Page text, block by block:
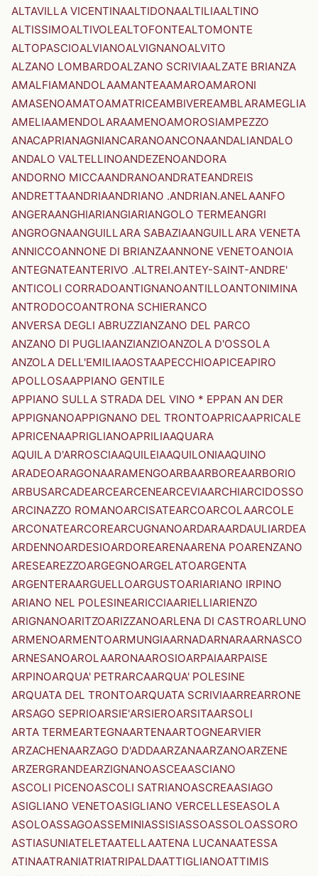
ALTAVILLA VICENTINAALTIDONAALTILIAALTINO
ALTISSIMOALTIVOLEALTOFONTEALTOMONTE
ALTOPASCIOALVIANOALVIGNANOALVITO
ALZANO LOMBARDOALZANO SCRIVIAALZATE BRIANZA
AMALFIAMANDOLAAMANTEAAMAROAMARONI
AMASENOAMATOAMATRICEAMBIVEREAMBLARAMEGLIA
AMELIAAMENDOLARAAMENOAMOROSIAMPEZZO
ANACAPRIANAGNIANCARANOANCONAANDALIANDALO
ANDALO VALTELLINOANDEZENOANDORA
ANDORNO MICCAANDRANOANDRATEANDREIS
ANDRETTAANDRIAANDRIANO .ANDRIAN.ANELAANFO
ANGERAANGHIARIANGIARIANGOLO TERMEANGRI
ANGROGNAANGUILLARA SABAZIAANGUILLARA VENETA
ANNICCOANNONE DI BRIANZAANNONE VENETOANOIA
ANTEGNATEANTERIVO .ALTREI.ANTEY-SAINT-ANDRE'
ANTICOLI CORRADOANTIGNANOANTILLOANTONIMINA
ANTRODOCOANTRONA SCHIERANCO
ANVERSA DEGLI ABRUZZIANZANO DEL PARCO
ANZANO DI PUGLIAANZIANZIOANZOLA D'OSSOLA
ANZOLA DELL'EMILIAAOSTAAPECCHIOAPICEAPIRO
APOLLOSAAPPIANO GENTILE
APPIANO SULLA STRADA DEL VINO * EPPAN AN DER
APPIGNANOAPPIGNANO DEL TRONTOAPRICAAPRICALE
APRICENAAPRIGLIANOAPRILIAAQUARA
AQUILA D'ARROSCIAAQUILEIAAQUILONIAAQUINO
ARADEOARAGONAARAMENGOARBAARBOREAARBORIO
ARBUSARCADEARCEARCENEARCEVIAARCHIARCIDOSSO
ARCINAZZO ROMANOARCISATEARCOARCOLAARCOLE
ARCONATEARCOREARCUGNANOARDARAARDAULIARDEA
ARDENNOARDESIOARDOREARENAARENA POARENZANO
ARESEAREZZOARGEGNOARGELATOARGENTA
ARGENTERAARGUELLOARGUSTOARIARIANO IRPINO
ARIANO NEL POLESINEARICCIAARIELLIARIENZO
ARIGNANOARITZOARIZZANOARLENA DI CASTROARLUNO
ARMENOARMENTOARMUNGIAARNADARNARAARNASCO
ARNESANOAROLAARONAAROSIOARPAIAARPAISE
ARPINOARQUA' PETRARCAARQUA' POLESINE
ARQUATA DEL TRONTOARQUATA SCRIVIAARREARRONE
ARSAGO SEPRIOARSIE'ARSIEROARSITAARSOLI
ARTA TERMEARTEGNAARTENAARTOGNEARVIER
ARZACHENAARZAGO D'ADDAARZANAARZANOARZENE
ARZERGRANDEARZIGNANOASCEAASCIANO
ASCOLI PICENOASCOLI SATRIANOASCREAASIAGO
ASIGLIANO VENETOASIGLIANO VERCELLESEASOLA
ASOLOASSAGOASSEMINIASSISIASSOASSOLOASSORO
ASTIASUNIATELETAATELLAATENA LUCANAATESSA
ATINAATRANIATRIATRIPALDAATTIGLIANOATTIMIS